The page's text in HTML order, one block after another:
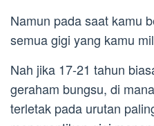
Namun pada saat kamu
semua gigi yang kamu
Nah jika 17-21 tahun
geraham bungsu, di
terletak pada urutan